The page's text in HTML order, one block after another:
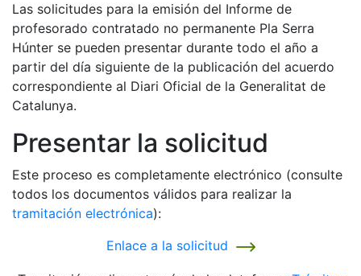
Las solicitudes para la emisión del Informe de
profesorado contratado no permanente Pla Serra
Húnter se pueden presentar durante todo el año a
partir del día siguiente de la publicación del acuerdo
correspondiente al Diari Oficial de la Generalitat de
Catalunya.
Presentar la solicitud
​Este proceso es completamente electrónico (consulte
todos los documentos válidos para realizar la
tramitación electrónica):
Enlace a la solicitud